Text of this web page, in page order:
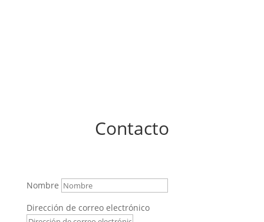
Contacto
Nombre
Dirección de correo electrónico